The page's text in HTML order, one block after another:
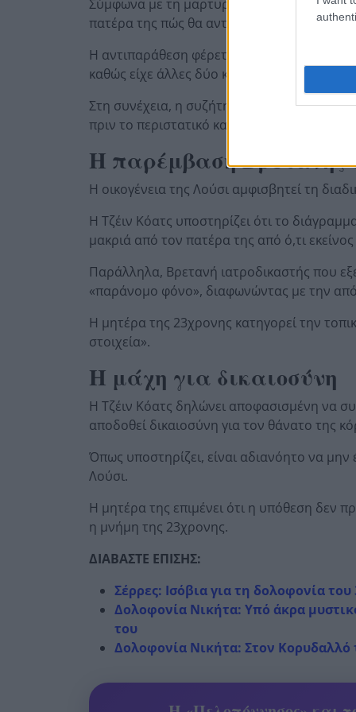
Σύμφωνα με τη μαρτυρία του φίλου της
πατέρα της πώς θα αντιδρούσε αν εκείνη
Η αντιπαράθεση φέρεται να κλιμακώθηκε
καθώς είχε άλλες δύο κόρες.
Στη συνέχεια, η συζήτηση γύρω από τον
πριν το περιστατικό καταλήξει στον
Η παρέμβαση Βρετανής
Η οικογένεια της Λούσι αμφισβητεί τη
Η Τζέιν Κόατς υποστηρίζει ότι το
μακριά από τον πατέρα της από ό,τι
Παράλληλα, Βρετανή ιατροδικαστής που
«παράνομο φόνο», διαφωνώντας με την
Η μητέρα της 23χρονης κατηγορεί την
στοιχεία».
Η μάχη για δικαιοσύνη
Η Τζέιν Κόατς δηλώνει αποφασισμένη να
αποδοθεί δικαιοσύνη για τον θάνατο της
Όπως υποστηρίζει, είναι αδιανόητο να
Λούσι.
Η μητέρα της επιμένει ότι η υπόθεση δεν
η μνήμη της 23χρονης.
ΔΙΑΒΑΣΤΕ ΕΠΙΣΗΣ:
Σέρρες: Ισόβια για τη δολοφονία
Δολοφονία Νικήτα: Υπό άκρα
του
Δολοφονία Νικήτα: Στον Κορυδαλλό